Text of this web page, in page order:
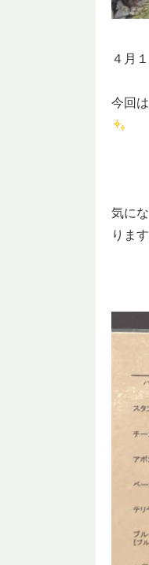
４月
今回
気に
ります